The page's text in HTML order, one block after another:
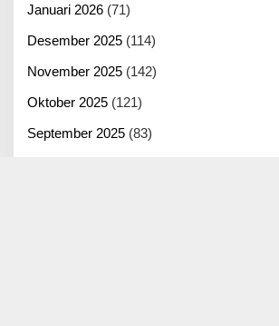
Januari 2026 (71)
Desember 2025 (114)
November 2025 (142)
Oktober 2025 (121)
September 2025 (83)